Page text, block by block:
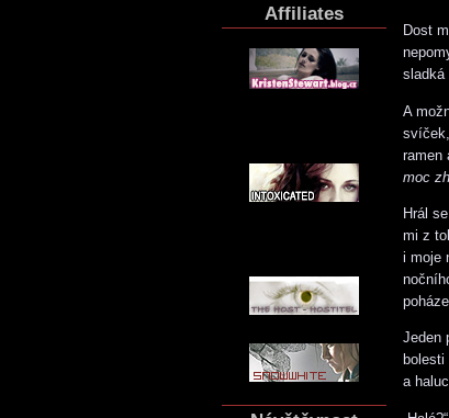
Affiliates
Dost
sladká
A
ramen
moc
Hrál
mi z
i moje
Jeden
a